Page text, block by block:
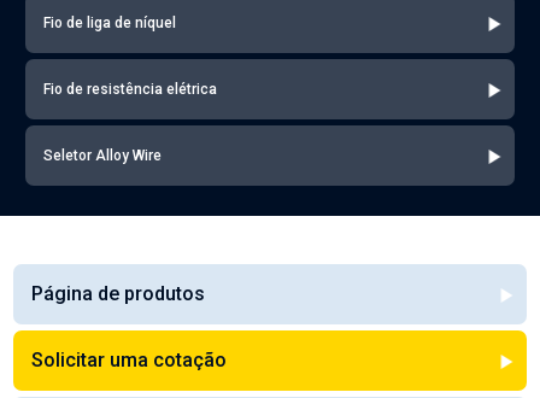
Fio de liga de níquel
Fio de resistência elétrica
Seletor Alloy Wire
Página de produtos
Solicitar uma cotação